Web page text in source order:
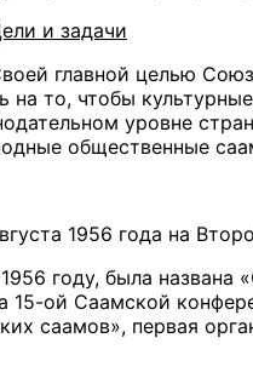
и задачи
главной целью
на то, чтобы
уровне
общественные
1956 года на
году, была
ой Саамской
саамов», первая